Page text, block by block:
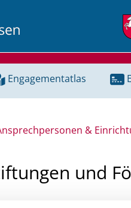
Engagementatlas
&
und